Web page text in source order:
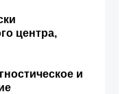
центра,
и